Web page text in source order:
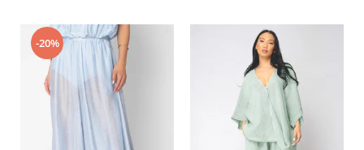
-20%